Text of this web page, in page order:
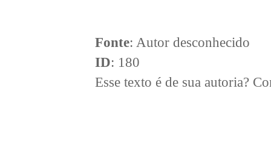
Fonte: Autor desconhecido
ID: 180
Esse texto é de sua autoria?